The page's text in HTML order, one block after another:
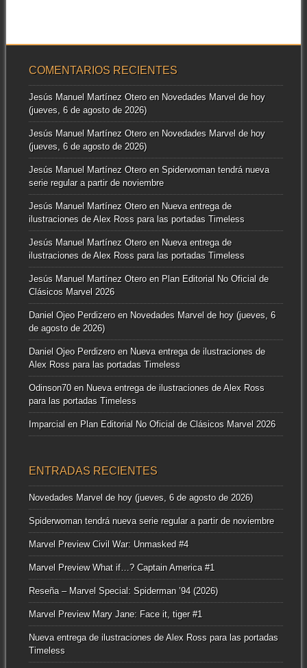
COMENTARIOS RECIENTES
Jesús Manuel Martínez Oteroen Novedades Marvel de hoy
(jueves, 6 de agosto de 2026)
Jesús Manuel Martínez Oteroen Novedades Marvel de hoy
(jueves, 6 de agosto de 2026)
Jesús Manuel Martínez Oteroen Spiderwoman tendrá nueva
serie regular a partir de noviembre
Jesús Manuel Martínez Oteroen Nueva entrega de
ilustraciones de Alex Ross para las portadas Timeless
Jesús Manuel Martínez Oteroen Nueva entrega de
ilustraciones de Alex Ross para las portadas Timeless
Jesús Manuel Martínez Oteroen Plan Editorial No Oficial de
Clásicos Marvel 2026
Daniel Ojeo Perdizeroen Novedades Marvel de hoy (jueves, 6
de agosto de 2026)
Daniel Ojeo Perdizeroen Nueva entrega de ilustraciones de
Alex Ross para las portadas Timeless
Odinson70en Nueva entrega de ilustraciones de Alex Ross
para las portadas Timeless
Imparcialen Plan Editorial No Oficial de Clásicos Marvel 2026
ENTRADAS RECIENTES
Novedades Marvel de hoy (jueves, 6 de agosto de 2026)
Spiderwoman tendrá nueva serie regular a partir de noviembre
Marvel Preview Civil War: Unmasked #4
Marvel Preview What if…? Captain America #1
Reseña – Marvel Special: Spiderman ’94 (2026)
Marvel Preview Mary Jane: Face it, tiger #1
Nueva entrega de ilustraciones de Alex Ross para las portadas
Timeless